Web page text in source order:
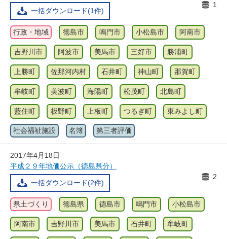
一括ダウンロード(1件)
1
行政・地域 徳島市 鳴門市 小松島市 阿南市
吉野川市 阿波市 美馬市 三好市 勝浦町
上勝町 佐那河内村 石井町 神山町 那賀町
牟岐町 美波町 海陽町 松茂町 北島町
藍住町 板野町 上板町 つるぎ町 東みよし町
社会福祉施設 名簿 第三者評価
2017年4月18日
平成２９年地価公示（徳島県分）
一括ダウンロード(2件)
2
県土づくり 徳島県 徳島市 鳴門市 小松島市
阿南市 吉野川市 美馬市 石井町 牟岐町